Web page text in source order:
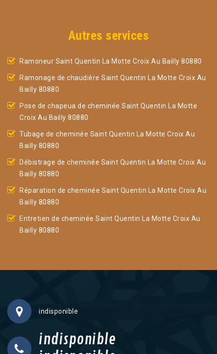
Autres services
Ramoneur Saint Quentin La Motte Croix Au Bailly 80880
Ramonage de chaudière Saint Quentin La Motte Croix Au
Bailly 80880
Pose de chapeua de cheminée Saint Quentin La Motte
Croix Au Bailly 80880
Tubage de cheminée Saint Quentin La Motte Croix Au
Bailly 80880
Débistrage de cheminée Saint Quentin La Motte Croix Au
Bailly 80880
Réparation de cheminée Saint Quentin La Motte Croix Au
Bailly 80880
Entretien de cheminée Saint Quentin La Motte Croix Au
Bailly 80880
indisponible
indisponible